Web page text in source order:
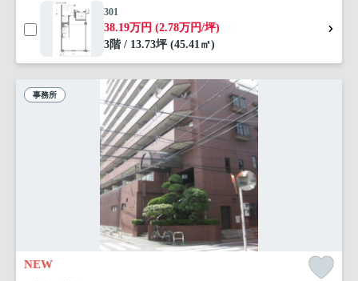
301
38.19万円 (2.78万円/坪)
3階 / 13.73坪 (45.41㎡)
事務所
NEW